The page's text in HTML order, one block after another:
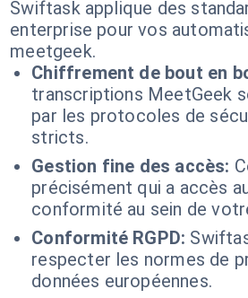
Swiftask applique des
enterprise pour vos
meetgeek.
Chiffrement de bout en
transcriptions MeetGeek
par les protocoles de
stricts.
Gestion fine des accès:
précisément qui a accès
conformité au sein de
Conformité RGPD:
respecter les normes de
données européennes.